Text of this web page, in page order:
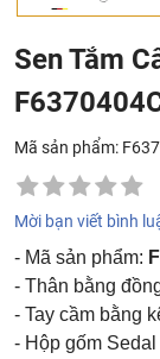
Sen Tắm
Mã sản phẩm:
Mời bạn viết bình
- Mã sản phẩm:
- Thân bằng
- Tay cầm bằng
- Hộp gốm Sedal